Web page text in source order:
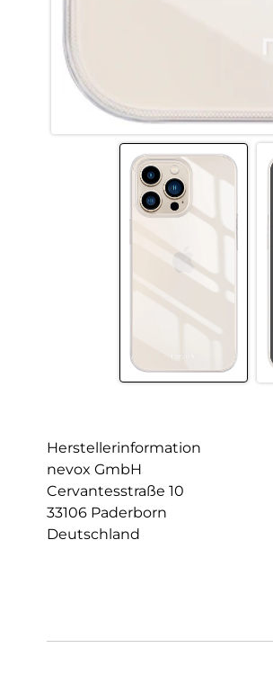
Herstellerinformation
nevox GmbH
Cervantesstraße 10
33106 Paderborn
Deutschland